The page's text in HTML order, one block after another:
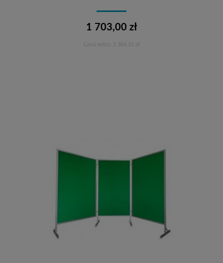
1 703,00 zł
1 384,55 zł